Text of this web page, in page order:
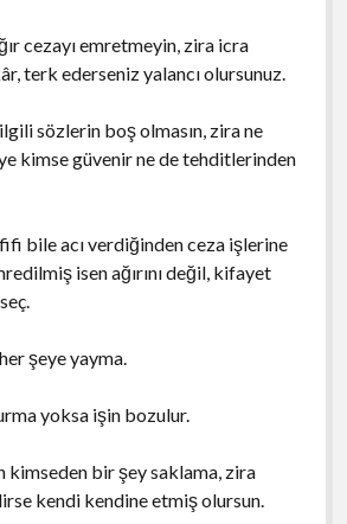
cezayı emretmeyin, zira icra
terk ederseniz yalancı olursunuz.
sözlerin boş olmasın, zira ne
kimse güvenir ne de tehditlerinden
bile acı verdiğinden ceza işlerine
isen ağırını değil, kifayet
şeye yayma.
yoksa işin bozulur.
kimseden bir şey saklama, zira
kendi kendine etmiş olursun.